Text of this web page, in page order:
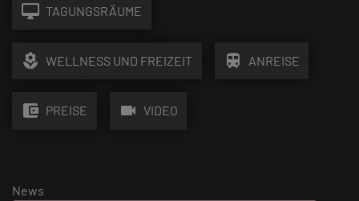
desktop_mac TAGUNGSRÄUME
local_florist WELLNESS UND FREIZEIT train ANREISE
account_balance_wallet PREISE videocam VIDEO
News